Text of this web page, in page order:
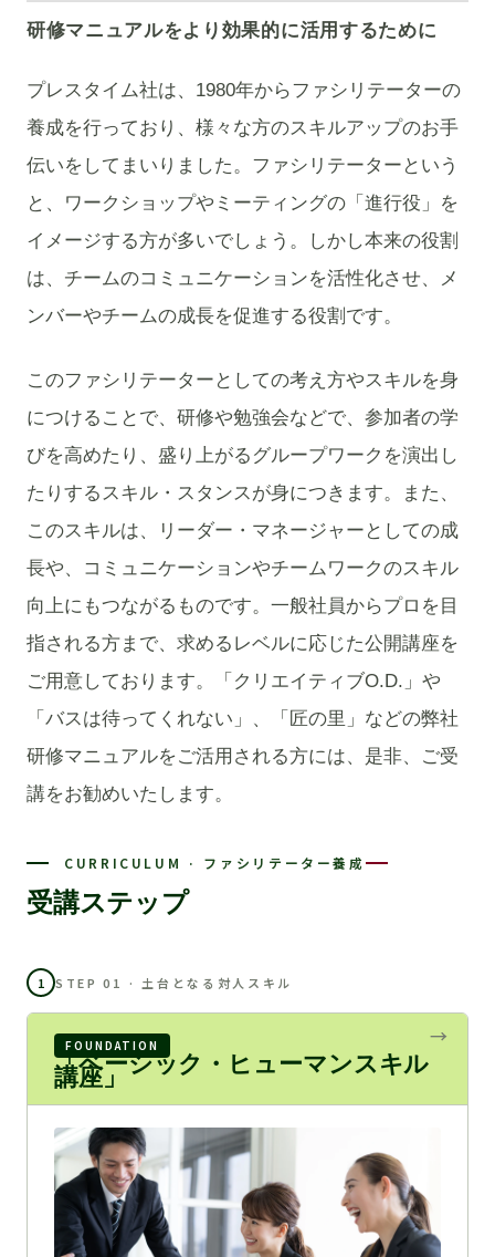
研修マニュアルをより効果的に活用するために
プレスタイム社は、1980年からファシリテーターの
養成を行っており、様々な方のスキルアップのお手
伝いをしてまいりました。ファシリテーターという
と、ワークショップやミーティングの「進行役」を
イメージする方が多いでしょう。しかし本来の役割
は、チームのコミュニケーションを活性化させ、メ
ンバーやチームの成長を促進する役割です。
このファシリテーターとしての考え方やスキルを身
につけることで、研修や勉強会などで、参加者の学
びを高めたり、盛り上がるグループワークを演出し
たりするスキル・スタンスが身につきます。また、
このスキルは、リーダー・マネージャーとしての成
長や、コミュニケーションやチームワークのスキル
向上にもつながるものです。一般社員からプロを目
指される方まで、求めるレベルに応じた公開講座を
ご用意しております。「クリエイティブO.D.」や
「バスは待ってくれない」、「匠の里」などの弊社
研修マニュアルをご活用される方には、是非、ご受
講をお勧めいたします。
CURRICULUM · ファシリテーター養成
受講ステップ
1 STEP 01 · 土台となる対人スキル
FOUNDATION
「ベーシック・ヒューマンスキル
講座」